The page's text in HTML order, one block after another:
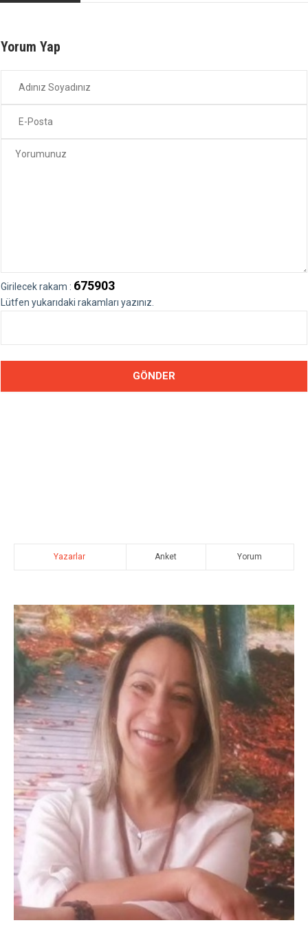
Yorum Yap
Girilecek rakam : 675903
Lütfen yukarıdaki rakamları yazınız.
Yazarlar Anket Yorum